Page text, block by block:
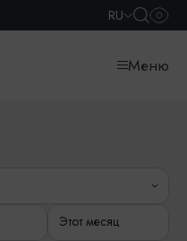
RU
Меню
Этот месяц